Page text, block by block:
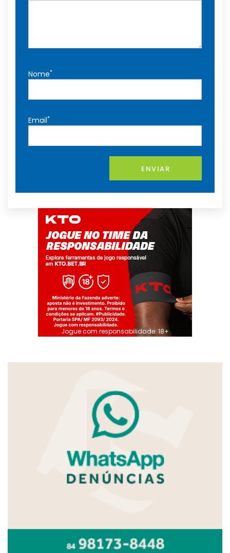
Nome*
Email*
ENVIAR
Jogue com responsabilidade. 18+